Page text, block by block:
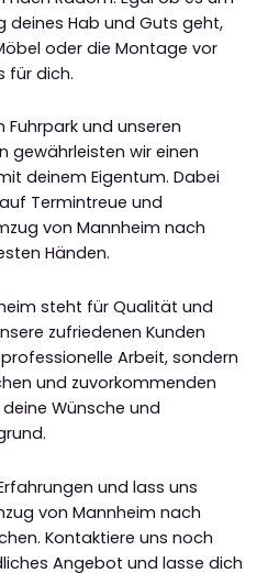
deines Hab und Guts geht,
oder die Montage vor
für dich.
und unseren
gewährleisten wir einen
deinem Eigentum. Dabei
Termintreue und
von Mannheim nach
Händen.
steht für Qualität und
zufriedenen Kunden
Arbeit, sondern
und zuvorkommenden
Wünsche und
und lass uns
von Mannheim nach
Kontaktiere uns noch
Angebot und lasse dich